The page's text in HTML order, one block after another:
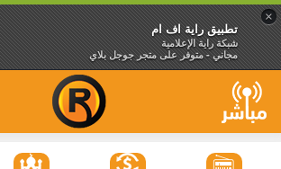
×
تطبيق راية اف ام
شبكة راية الإعلامية
مجاني - متوفر على متجر جوجل بلاي